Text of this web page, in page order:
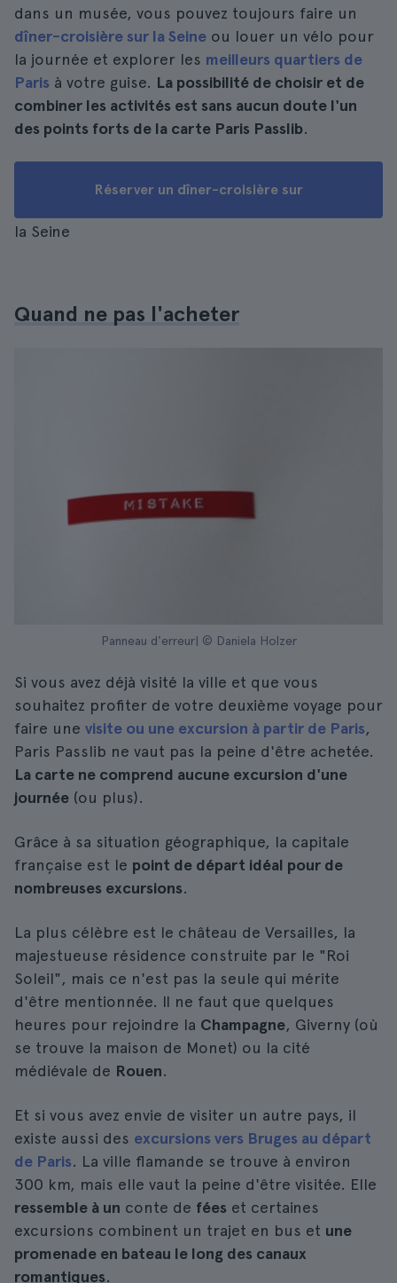
dans un musée, vous pouvez toujours faire un
dîner-croisière sur la Seine ou louer un vélo pour
la journée et explorer les meilleurs quartiers de
Paris à votre guise. La possibilité de choisir et de
combiner les activités est sans aucun doute l'un
des points forts de la carte Paris Passlib.
Réserver un dîner-croisière sur
la Seine
Quand ne pas l'acheter
Panneau d'erreur| © Daniela Holzer
Si vous avez déjà visité la ville et que vous
souhaitez profiter de votre deuxième voyage pour
faire une visite ou une excursion à partir de Paris,
Paris Passlib ne vaut pas la peine d'être achetée.
La carte ne comprend aucune excursion d'une
journée (ou plus).
Grâce à sa situation géographique, la capitale
française est le point de départ idéal pour de
nombreuses excursions.
La plus célèbre est le château de Versailles, la
majestueuse résidence construite par le "Roi
Soleil", mais ce n'est pas la seule qui mérite
d'être mentionnée. Il ne faut que quelques
heures pour rejoindre la Champagne, Giverny (où
se trouve la maison de Monet) ou la cité
médiévale de Rouen.
Et si vous avez envie de visiter un autre pays, il
existe aussi des excursions vers Bruges au départ
de Paris. La ville flamande se trouve à environ
300 km, mais elle vaut la peine d'être visitée. Elle
ressemble à un conte de fées et certaines
excursions combinent un trajet en bus et une
promenade en bateau le long des canaux
romantiques.